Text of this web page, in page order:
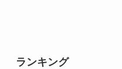
ランキング